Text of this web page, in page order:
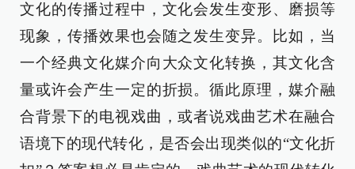
文化的传播过程中，文化会发生变形、磨损等
现象，传播效果也会随之发生变异。比如，当
一个经典文化媒介向大众文化转换，其文化含
量或许会产生一定的折损。循此原理，媒介融
合背景下的电视戏曲，或者说戏曲艺术在融合
语境下的现代转化，是否会出现类似的“文化折